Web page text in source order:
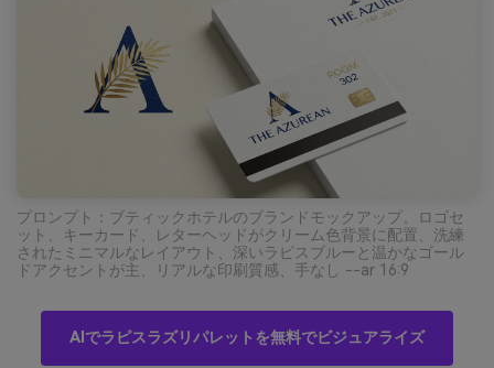
プロンプト：ブティックホテルのブランドモックアップ。ロゴセ
ット、キーカード、レターヘッドがクリーム色背景に配置、洗練
されたミニマルなレイアウト、深いラピスブルーと温かなゴール
ドアクセントが主、リアルな印刷質感、手なし --ar 16:9
AIでラピスラズリパレットを無料でビジュアライズ